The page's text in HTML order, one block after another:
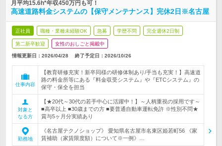
月平均15.6h*年収450万円も可！
高速道路料金システムの【保守メンテナンス】完休2日※名古屋
正社員 職種・業種未経験OK 急募 学歴不問 完全週休2日制
第二新卒歓迎 女性のおしごと掲載中
情報更新日：2026/04/28 終了予定日： 2026/10/26
仕事内容
【教育研修充実！新卒同様の研修体制あり/手当も充実！】高速道
路の料金所等にある『料金収受システム』や『ETCシステム』の
保守・保全を担当
対象と
なる方
【★20代～30代の若手中心に活躍中！】～人柄重視の採用です～
■高卒以上 ■30歳までの方 ■要普通自動車運転免許 ※性別不問★
賞与5ヶ月分実績あり
勤務地
《名古屋テクノショップ》 愛知県名古屋市名東区姫若町56 《家
賃補助（家賃限度額）について※一例》…